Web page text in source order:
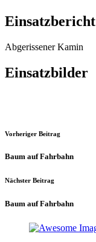
Einsatzbericht
Abgerissener Kamin
Einsatzbilder
Vorheriger Beitrag
Baum auf Fahrbahn
Nächster Beitrag
Baum auf Fahrbahn